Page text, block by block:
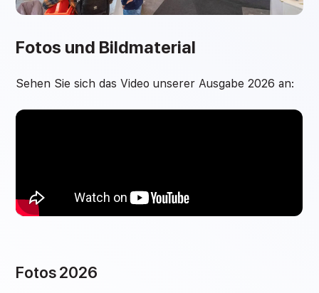
Fotos und Bildmaterial
Sehen Sie sich das Video unserer Ausgabe 2026 an:
Fotos 2026